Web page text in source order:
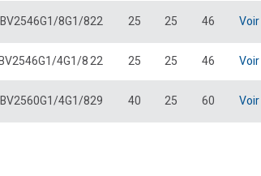
BV2546G1/8G1/822 25 25 46 Voir
4G1/822 25 25 46 Voir
BV2560G1/4G1/829 40 25 60 Voir